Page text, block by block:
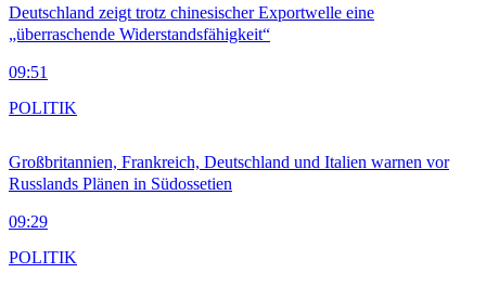
Deutschland zeigt trotz chinesischer Exportwelle eine
„überraschende Widerstandsfähigkeit“
09:51
Großbritannien, Frankreich, Deutschland und Italien warnen vor
Russlands Plänen in Südossetien
09:29
POLITIK
POLITIK